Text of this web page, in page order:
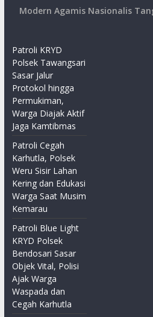
Modern Agamis Nasionalis
Patroli KRYD
Polsek Tawangsari
Sasar Jalur
Protokol hingga
Permukiman,
Warga Diajak Aktif
Jaga Kamtibmas
Patroli Cegah
Karhutla, Polsek
Weru Sisir Lahan
Kering dan Edukasi
Warga Saat Musim
Kemarau
Patroli Blue Light
KRYD Polsek
Bendosari Sasar
Objek Vital, Polisi
Ajak Warga
Waspada dan
Cegah Karhutla